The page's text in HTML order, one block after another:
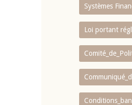
Systèmes
Loi portant